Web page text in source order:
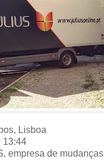
Lisboa
13:44
empresa de mudanças